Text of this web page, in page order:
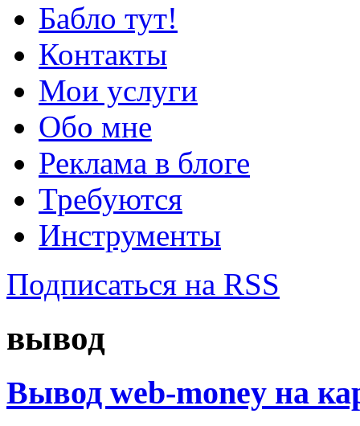
Бабло тут!
Контакты
Мои услуги
Обо мне
Реклама в блоге
Требуются
Инструменты
Подписаться на RSS
вывод
Вывод web-money на